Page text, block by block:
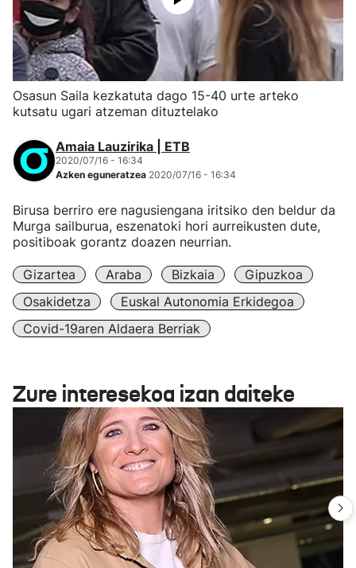
Osasun Saila kezkatuta dago 15-40 urte arteko
kutsatu ugari atzeman dituztelako
Amaia Lauzirika | ETB
2020/07/16 - 16:34
Azken eguneratzea 2020/07/16 - 16:34
Birusa berriro ere nagusiengana iritsiko den beldur da
Murga sailburua, eszenatoki hori aurreikusten dute,
positiboak gorantz doazen neurrian.
Gizartea Araba Bizkaia
Gipuzkoa
Osakidetza
Euskal Autonomia Erkidegoa
Covid-19aren Aldaera Berriak
Zure interesekoa izan daiteke